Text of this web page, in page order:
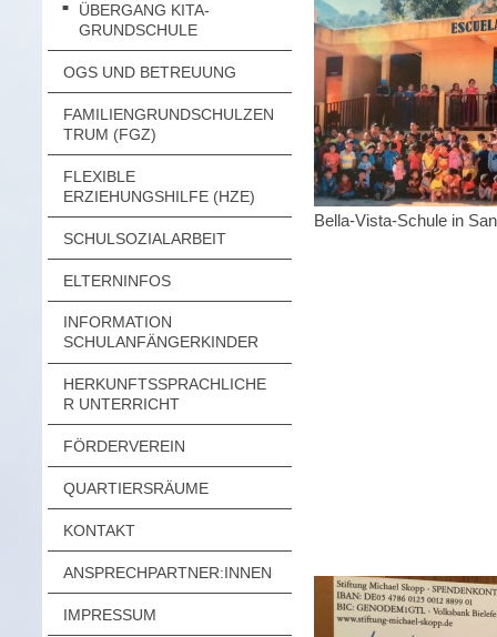
ÜBERGANG KITA-
GRUNDSCHULE
OGS UND BETREUUNG
FAMILIENGRUNDSCHULZEN
TRUM (FGZ)
FLEXIBLE
ERZIEHUNGSHILFE (HZE)
SCHULSOZIALARBEIT
ELTERNINFOS
INFORMATION
SCHULANFÄNGERKINDER
HERKUNFTSSPRACHLICHE
R UNTERRICHT
FÖRDERVEREIN
QUARTIERSRÄUME
KONTAKT
ANSPRECHPARTNER:INNEN
IMPRESSUM
Bella-Vista-Schule in